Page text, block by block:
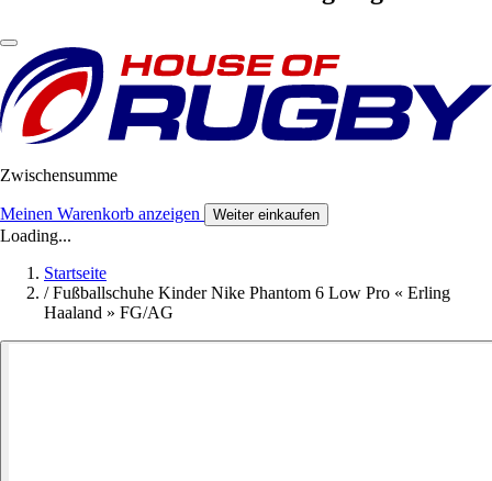
Zwischensumme
Meinen Warenkorb anzeigen Weiter einkaufen
Loading...
Startseite
/ Fußballschuhe Kinder Nike Phantom 6 Low Pro « Erling
Haaland » FG/AG